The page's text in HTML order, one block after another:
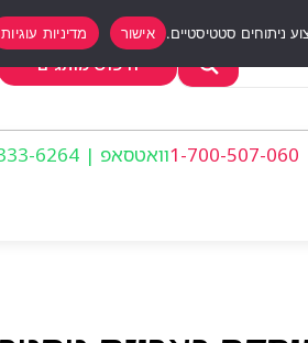
חיפוש מותגים
וואטסאפ | 053-333-6264
אישור מדיניות עוגיות